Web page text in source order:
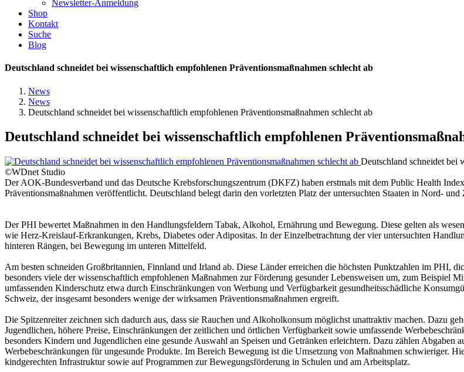
Newsletter-Anmeldung
Shop
Kontakt
Suche
Blog
Deutschland schneidet bei wissenschaftlich empfohlenen Präventionsmaßnahmen schlecht ab
News
News
Deutschland schneidet bei wissenschaftlich empfohlenen Präventionsmaßnahmen schlecht ab
Deutschland schneidet bei wissenschaftlich empfohlenen
Deutschland schneidet bei
©WDnet Studio
Der AOK-Bundesverband und das Deutsche Krebsforschungszentrum (DKFZ) haben erstmals mit dem Public Health
Präventionsmaßnahmen veröffentlicht. Deutschland belegt darin den vorletzten Platz der untersuchten Staaten in Nord- und
Der PHI bewertet Maßnahmen in den Handlungsfeldern Tabak, Alkohol, Ernährung und Bewegung. Diese gelten als
wie Herz-Kreislauf-Erkrankungen, Krebs, Diabetes oder Adipositas. In der Einzelbetrachtung der vier untersuchten
hinteren Rängen, bei Bewegung im unteren Mittelfeld.
Am besten schneiden Großbritannien, Finnland und Irland ab. Diese Länder erreichen die höchsten Punktzahlen im PHI,
besonders viele der wissenschaftlich empfohlenen Maßnahmen zur Förderung gesunder Lebensweisen um, zum Beispiel
umfassenden Kinderschutz etwa durch Einschränkungen von Werbung und Verfügbarkeit gesundheitsschädliche
Schweiz, der insgesamt besonders wenige der wirksamen Präventionsmaßnahmen ergreift.
Die Spitzenreiter zeichnen sich dadurch aus, dass sie Rauchen und Alkoholkonsum möglichst unattraktiv machen. Dazu
Jugendlichen, höhere Preise, Einschränkungen der zeitlichen und örtlichen Verfügbarkeit sowie umfassende
besonders Kindern und Jugendlichen eine gesunde Auswahl an Speisen und Getränken erleichtern. Dazu zählen Abgaben
Werbebeschränkungen für ungesunde Produkte. Im Bereich Bewegung ist die Umsetzung von Maßnahmen schwieriger.
kindgerechten Infrastruktur sowie auf Programmen zur Bewegungsförderung in Schulen und am Arbeitsplatz.